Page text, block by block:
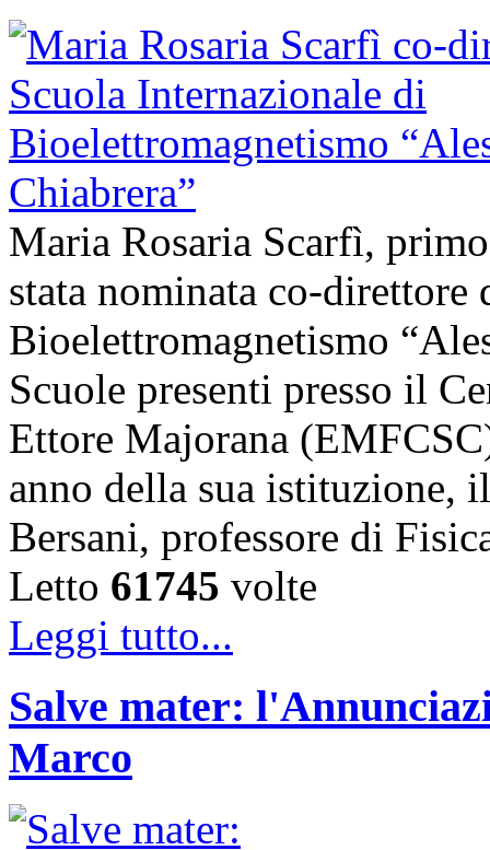
Maria Rosaria Scarfì,
stata nominata co-
Bioelettromagnetismo
Scuole presenti presso il
Ettore Majorana
anno della sua istituzione,
Bersani, professore di
Letto 61745 volte
Leggi tutto...
Salve mater:
Marco